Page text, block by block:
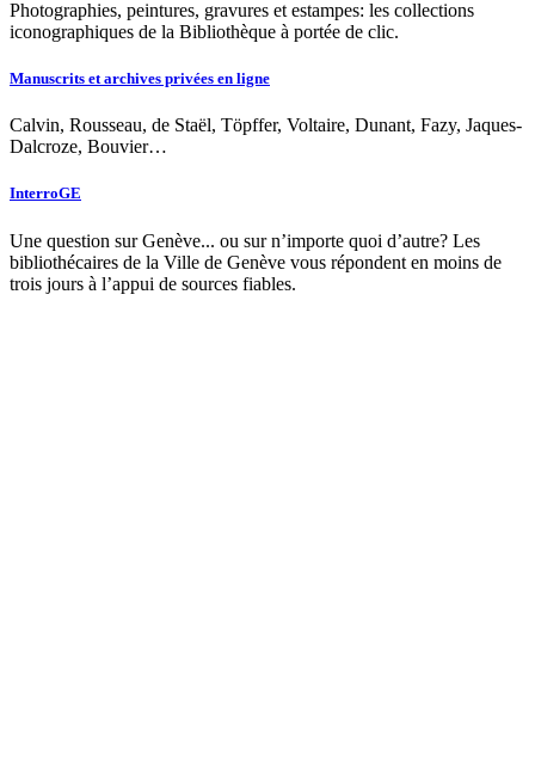
Photographies, peintures, gravures et estampes: les collections
iconographiques de la Bibliothèque à portée de clic.
Manuscrits et archives privées en ligne
Calvin, Rousseau, de Staël, Töpffer, Voltaire, Dunant, Fazy, Jaques-
Dalcroze, Bouvier…
InterroGE
Une question sur Genève... ou sur n’importe quoi d’autre? Les
bibliothécaires de la Ville de Genève vous répondent en moins de
trois jours à l’appui de sources fiables.